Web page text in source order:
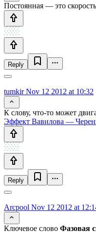
Постоянная — это
Reply
tumkirNov 12 2012 at 10:32
К слову, что-то может
Эффект Вавилова —
Reply
Arcpool Nov 12 2012 at
Ключевое слово Фазовая